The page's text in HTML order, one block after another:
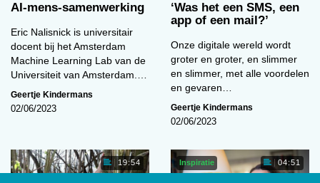
AI-mens-samenwerking
Eric Nalisnick is universitair
docent bij het Amsterdam
Machine Learning Lab van de
Universiteit van Amsterdam.…
Geertje Kindermans
02/06/2023
‘Was het een SMS, een
app of een mail?’
Onze digitale wereld wordt
groter en groter, en slimmer
en slimmer, met alle voordelen
en gevaren…
Geertje Kindermans
02/06/2023
19:54 Inspiratie 04:51